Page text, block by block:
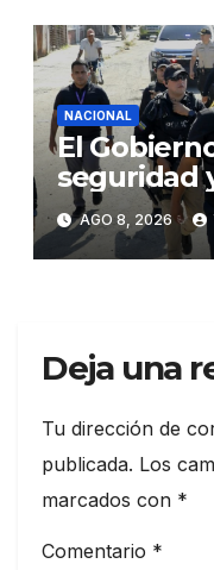
NACIONAL
El
seguridad
territorial
Playas
AGO 8, 2026
Deja una
Tu dirección de
publicada. Los
marcados con *
Comentario *